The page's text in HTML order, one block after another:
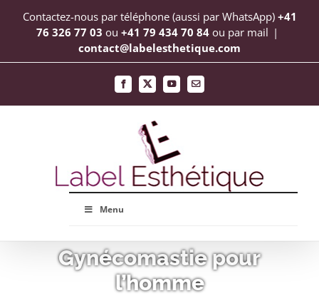
PasserContactez-nous par téléphone (aussi par WhatsApp) +41
76 326 77 03 ou +41 79 434 70 84 ou par mail |
contact@labelesthetique.com
Facebook
X YouTubeEmail
Menu
Gynécomastie pour
l’homme